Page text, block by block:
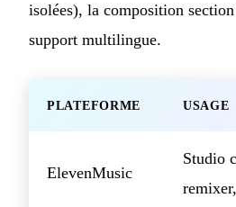
isolées), la composition
support multilingue.
PLATEFORME USAGE
ElevenMusic
Studio